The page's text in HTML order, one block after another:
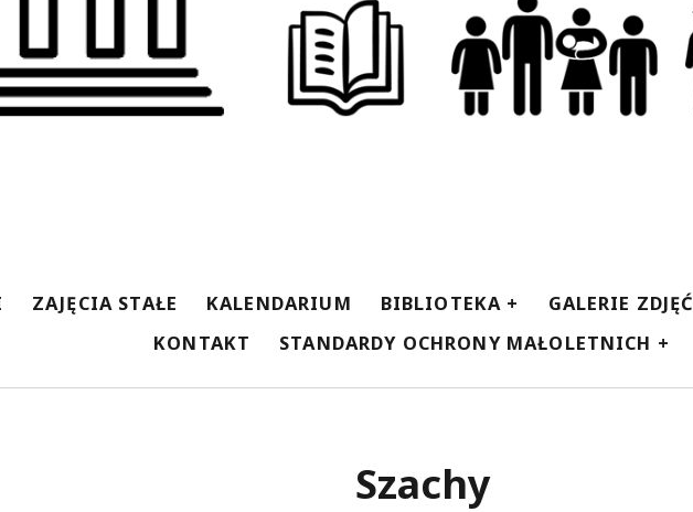
ZAJĘCIA STAŁE KALENDARIUM BIBLIOTEKA GALERIE ZDJĘĆ
KONTAKT
STANDARDY OCHRONY MAŁOLETNICH
Szachy